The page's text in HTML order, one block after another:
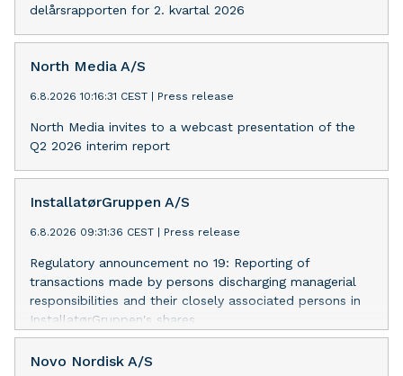
delårsrapporten for 2. kvartal 2026
North Media A/S
6.8.2026 10:16:31 CEST Press release
North Media invites to a webcast presentation of the
Q2 2026 interim report
InstallatørGruppen A/S
6.8.2026 09:31:36 CEST Press release
Regulatory announcement no 19: Reporting of
transactions made by persons discharging managerial
responsibilities and their closely associated persons in
InstallatørGruppen's shares
Novo Nordisk A/S